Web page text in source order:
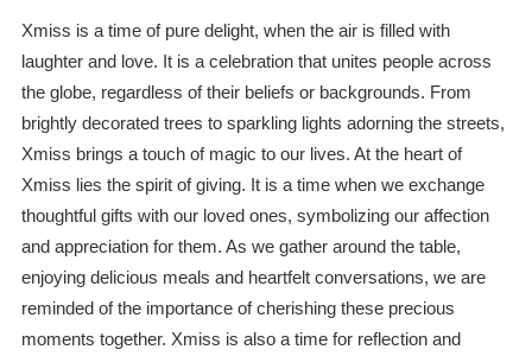
Xmiss is a time of pure delight, when the air is filled with
laughter and love. It is a celebration that unites people across
the globe, regardless of their beliefs or backgrounds. From
brightly decorated trees to sparkling lights adorning the streets,
Xmiss brings a touch of magic to our lives. At the heart of
Xmiss lies the spirit of giving. It is a time when we exchange
thoughtful gifts with our loved ones, symbolizing our affection
and appreciation for them. As we gather around the table,
enjoying delicious meals and heartfelt conversations, we are
reminded of the importance of cherishing these precious
moments together. Xmiss is also a time for reflection and